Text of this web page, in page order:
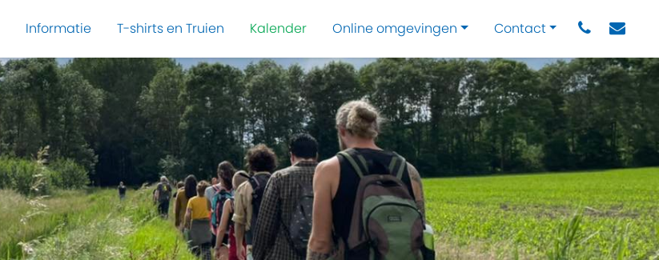
Informatie T-shirts en Truien Kalender Online omgevingen Contact